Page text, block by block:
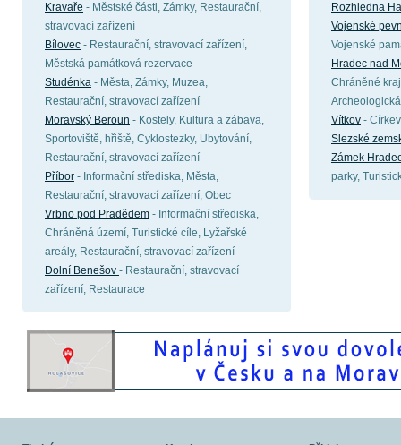
Kravaře - Městské části, Zámky, Restaurační,
stravovací zařízení
Bílovec - Restaurační, stravovací zařízení,
Městská památková rezervace
Studénka - Města, Zámky, Muzea,
Restaurační, stravovací zařízení
Moravský Beroun - Kostely, Kultura a zábava,
Sportoviště, hřiště, Cyklostezky, Ubytování,
Restaurační, stravovací zařízení
Příbor - Informační střediska, Města,
Restaurační, stravovací zařízení, Obec
Vrbno pod Pradědem - Informační střediska,
Chráněná území, Turistické cíle, Lyžařské
areály, Restaurační, stravovací zařízení
Dolní Benešov - Restaurační, stravovací
zařízení, Restaurace
Rozhledna
Vojenské
Vojenské
Hradec nad
Chráněné
Vítkov -
Slezské
Zámek
parky,